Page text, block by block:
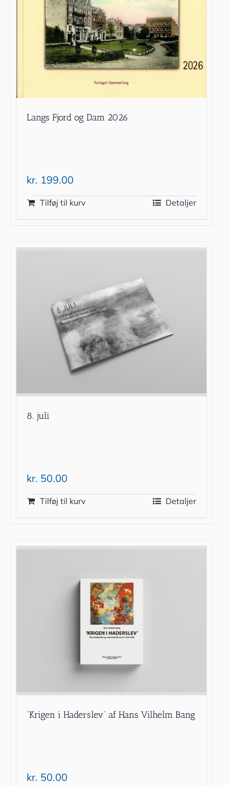
Langs Fjord og Dam 2026
kr. 199.00
Tilføj til kurv Detaljer
8. juli
kr. 50.00
Tilføj til kurv Detaljer
“Krigen i Haderslev” af Hans Vilhelm Bang
kr. 50.00